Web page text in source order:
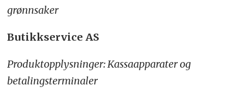
grønnsaker
Butikkservice AS
Produktopplysninger: Kassaapparater og
betalingsterminaler